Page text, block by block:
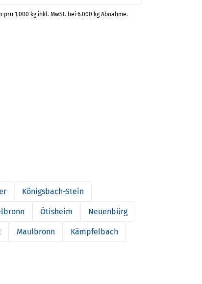
1.000 kg inkl. MwSt. bei 6.000 kg Abnahme.
Königsbach-Stein
Ötisheim Neuenbürg
Maulbronn Kämpfelbach